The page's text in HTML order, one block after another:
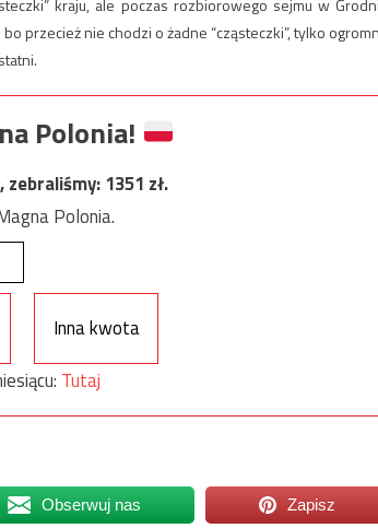
kraju, ale poczas rozbiorowego sejmu w
przecież nie chodzi o żadne “cząsteczki”, tylko
Polonia!
zebraliśmy:1351 zł.
Polonia.
Inna kwota
Tutaj
Obserwuj nas Zapisz